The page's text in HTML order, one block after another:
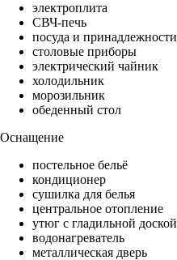
электроплита
СВЧ-печь
посуда и принадлежности
столовые приборы
электрический чайник
холодильник
морозильник
обеденный стол
Оснащение
постельное бельё
кондиционер
сушилка для белья
центральное отопление
утюг с гладильной доской
водонагреватель
металлическая дверь